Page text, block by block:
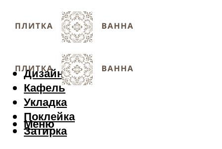
Дизайн
Кафель
Укладка
Поклейка
Затирка
Меню